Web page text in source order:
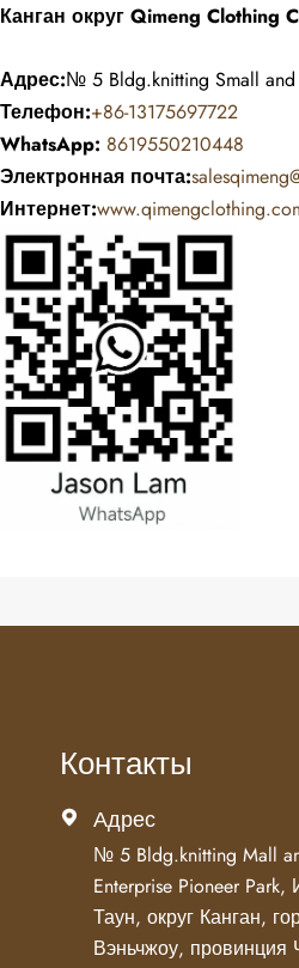
Канган округ Qimeng Clothing
Адрес:№ 5 Bldg.knitting Small
Телефон:+86-13175697722
WhatsApp: 8619550210448
Электронная почта:
Интернет:
Контакты
 Адрес
№ 5 Bldg.knitting Mall
Enterprise Pioneer
Таун, округ Канган,
Вэньчжоу, провинция